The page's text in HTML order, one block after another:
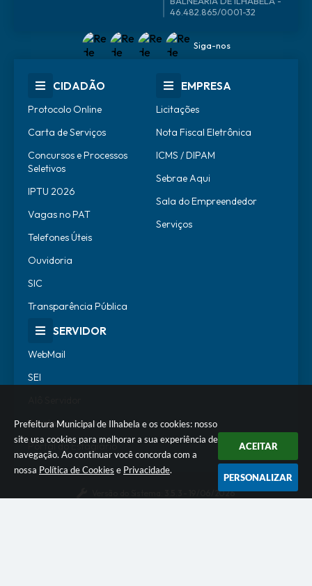
Prefeitura Municipal de Ilhabela e os cookies: nosso
site usa cookies para melhorar a sua experiência de
navegação. Ao continuar você concorda com a
nossa Política de Cookies e Privacidade.
ACEITAR
PERSONALIZAR
46.482.865/0001-32
Siga-nos
CIDADÃO
Protocolo Online
Carta de Serviços
Concursos e Processos
Seletivos
IPTU 2026
Vagas no PAT
Telefones Úteis
Ouvidoria
SIC
Transparência Pública
EMPRESA
Licitações
Nota Fiscal Eletrônica
ICMS / DIPAM
Sebrae Aqui
Sala do Empreendedor
Serviços
SERVIDOR
WebMail
SEI
Escola de Governo
Portal do Estagiário
3.5.3 - 19/06/2026